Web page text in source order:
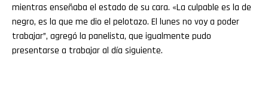
mientras enseñaba el estado de su cara. «La culpable es la de
negro, es la que me dio el pelotazo. El lunes no voy a poder
trabajar”, agregó la panelista, que igualmente pudo
presentarse a trabajar al día siguiente.